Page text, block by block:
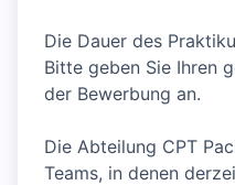
Die Dauer des
Bitte geben Sie Ihren
der Bewerbung an.
Die Abteilung CPT
Teams, in denen